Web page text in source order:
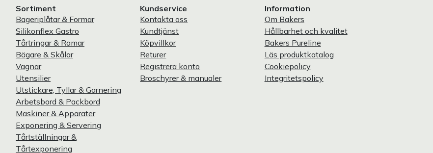
Sortiment
Bageriplåtar & Formar
Silikonflex Gastro
Tårtringar & Ramar
Bägare & Skålar
Vagnar
Utensilier
Utstickare, Tyllar & Garnering
Arbetsbord & Packbord
Maskiner & Apparater
Exponering & Servering
Tårtställningar &
Tårtexponering
Kundservice
Kontakta oss
Kundtjänst
Köpvillkor
Returer
Registrera konto
Broschyrer & manualer
Information
Om Bakers
Hållbarhet och kvalitet
Bakers Pureline
Läs produktkatalog
Cookiepolicy
Integritetspolicy